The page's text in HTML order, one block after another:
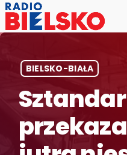
BIELSKO-BIAŁA
Sztandar